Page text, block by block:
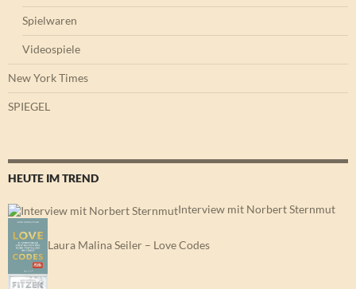
Spielwaren
Videospiele
New York Times
SPIEGEL
HEUTE IM TREND
Interview mit Norbert Sternmut
Laura Malina Seiler – Love Codes